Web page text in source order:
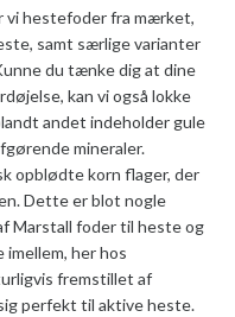
vi hestefoder fra mærket,
samt særlige varianter
du tænke dig at dine
kan vi også lokke
andet indeholder gule
mineraler.
opblødte korn flager, der
Dette er blot nogle
Marstall foder til heste og
her hos
fremstillet af
perfekt til aktive heste.